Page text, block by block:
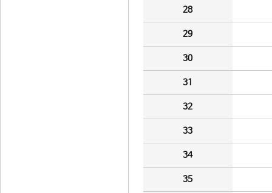
28
29
30
31
32
33
34
35